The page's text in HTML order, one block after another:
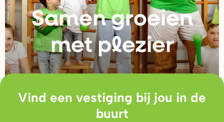
Samen groeien
met plezier
Vind een vestiging bij jou in de
buurt